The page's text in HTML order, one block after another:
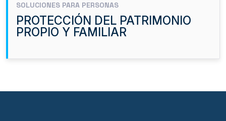
SOLUCIONES PARA PERSONAS
PROTECCIÓN DEL PATRIMONIO
PROPIO Y FAMILIAR